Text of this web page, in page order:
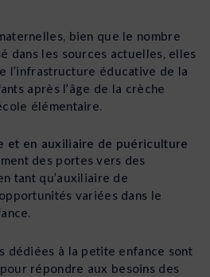
bien que le nombre
dans les sources actuelles, elles
l’infrastructure éducative de la
après l’âge de la crèche
élémentaire.
et en auxiliaire de puériculture
des portes vers des
tant qu’auxiliaire de
variées dans le
dédiées à la petite enfance sont
répondre aux besoins des